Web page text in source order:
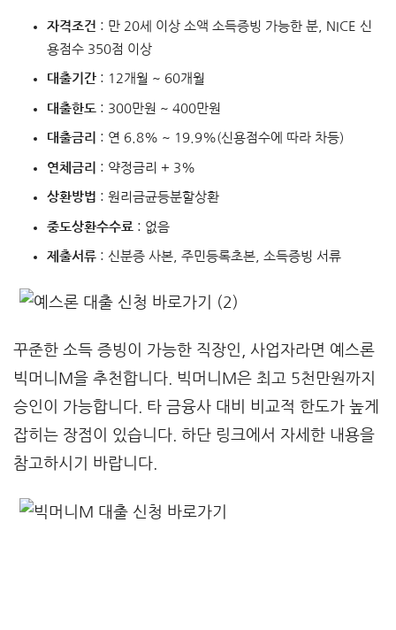
자격조건 : 만 20세 이상 소액 소득증빙 가능한 분, NICE 신
용점수 350점 이상
대출기간: 12개월 ~ 60개월
대출한도 : 300만원 ~ 400만원
대출금리 : 연 6.8% ~ 19.9%(신용점수에 따라 차등)
연체금리 : 약정금리 + 3%
상환방법 : 원리금균등분할상환
중도상환수수료 : 없음
제출서류: 신분증 사본, 주민등록초본, 소득증빙 서류
꾸준한 소득 증빙이 가능한 직장인, 사업자라면 예스론
빅머니M을 추천합니다. 빅머니M은 최고 5천만원까지
승인이 가능합니다. 타 금융사 대비 비교적 한도가 높게
잡히는 장점이 있습니다. 하단 링크에서 자세한 내용을
참고하시기 바랍니다.